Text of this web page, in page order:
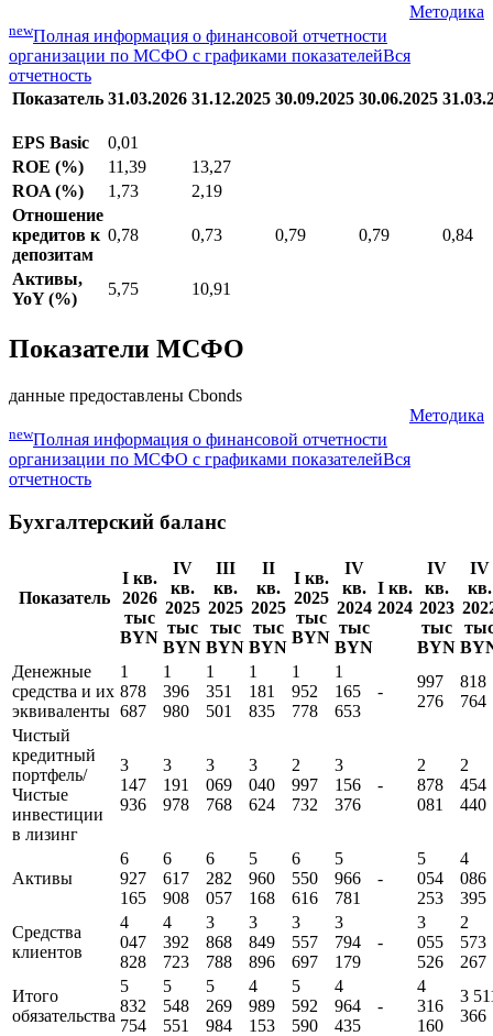
Методика
newПолная информация о финансовой отчетности
организации по МСФО с графиками показателейВся
отчетность
Показатель 31.03.2026 31.12.2025 30.09.2025 30.06.2025
EPS Basic
0,01
ROE (%)
11,39
13,27
ROA (%)
1,73
2,19
Отношение
кредитов к
депозитам
0,78 0,73 0,79 0,79 0,84
Активы,
YoY (%)
5,75 10,91
Показатели МСФО
данные предоставлены Cbonds
Методика
newПолная информация о финансовой отчетности
организации по МСФО с графиками показателейВся
отчетность
Бухгалтерский баланс
Показатель
I кв.
2026
тыс
BYN
IV
кв.
2025
тыс
BYN
III
кв.
2025
тыс
BYN
II
кв.
2025
тыс
BYN
I кв.
2025
тыс
BYN
IV
кв.
2024
тыс
BYN
I кв.
2024
IV
кв.
2023
тыс
BYN
IV
кв.
Денежные
средства и их
эквиваленты
1
878
687
1
396
980
1
351
501
1
181
835
1
952
778
1
165
653
-
997
276
818
764
Чистый
кредитный
портфель/
Чистые
инвестиции
в лизинг
3
147
936
3
191
978
3
069
768
3
040
624
2
997
732
3
156
376
-
2
878
081
2
454
440
Активы
6
927
165
6
617
908
6
282
057
5
960
168
6
550
616
5
966
781
-
5
054
253
4
086
395
Средства
клиентов
4
047
828
4
392
723
3
868
788
3
849
896
3
557
697
3
794
179
-
3
055
526
2
573
267
Итого
обязательства
5
832
754
5
548
551
5
269
984
4
989
153
5
592
590
4
964
435
-
4
316
160
3
366